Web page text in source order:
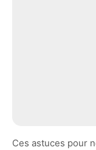
Ces astuces pour